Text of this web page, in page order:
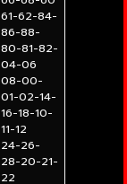
61-62-84-
86-88-
80-81-82-
04-06
08-00-
01-02-14-
16-18-10-
11-12
24-26-
28-20-21-
22